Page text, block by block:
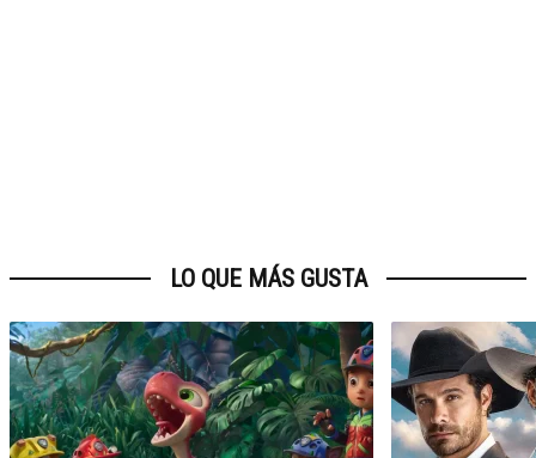
LO QUE MÁS GUSTA